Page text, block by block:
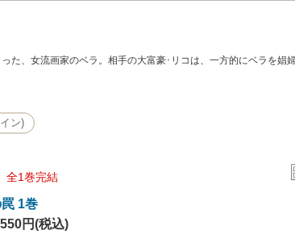
た、女流画家のベラ。相手の大富豪･リコは、一方的にベラを娼
ン)
全1巻完結
1巻
円(税込)